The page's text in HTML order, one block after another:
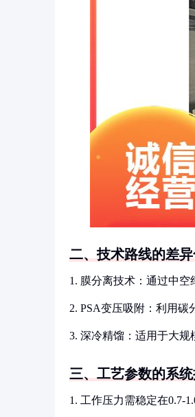
二、技术路线的差
1. 膜分离技术：通过中
2. PSA变压吸附：利用碳
3. 深冷精馏：适用于大
三、工艺参数的系统
1. 工作压力需稳定在0.7-